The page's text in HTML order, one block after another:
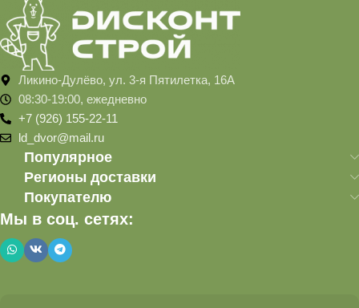
Ликино-Дулёво, ул. 3-я Пятилетка, 16А
08:30-19:00, ежедневно
+7 (926) 155-22-11
ld_dvor@mail.ru
Популярное
Регионы доставки
Покупателю
Мы в соц. сетях: